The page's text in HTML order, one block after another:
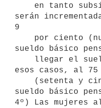
serán
9
sueldo básico
esos casos, al
sueldo básico
4º) Las mujeres